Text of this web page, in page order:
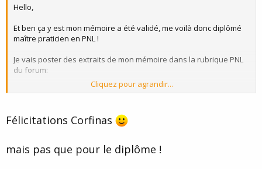
Hello,
Et ben ça y est mon mémoire a été validé, me voilà donc diplômé
maître praticien en PNL !
Je vais poster des extraits de mon mémoire dans la rubrique PNL
du forum:
Cliquez pour agrandir...
Félicitations Corfinas
mais pas que pour le diplôme !